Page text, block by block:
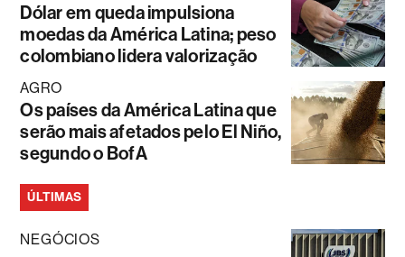
Dólar em queda impulsiona
moedas da América Latina; peso
colombiano lidera valorização
AGRO
Os países da América Latina que
serão mais afetados pelo El Niño,
segundo o BofA
ÚLTIMAS
NEGÓCIOS